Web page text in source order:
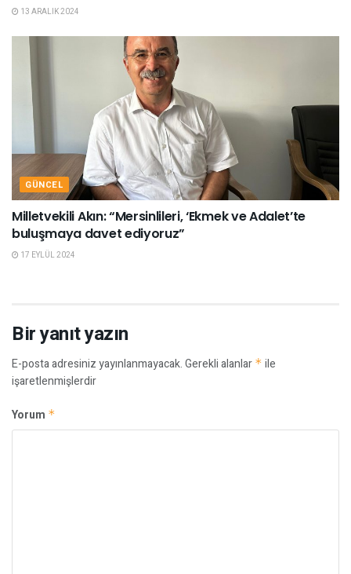
13 ARALIK 2024
GÜNCEL
Milletvekili Akın: “Mersinlileri, ‘Ekmek ve Adalet’te
buluşmaya davet ediyoruz”
17 EYLÜL 2024
Bir yanıt yazın
E-posta adresiniz yayınlanmayacak.Gerekli alanlar * ile
işaretlenmişlerdir
Yorum *